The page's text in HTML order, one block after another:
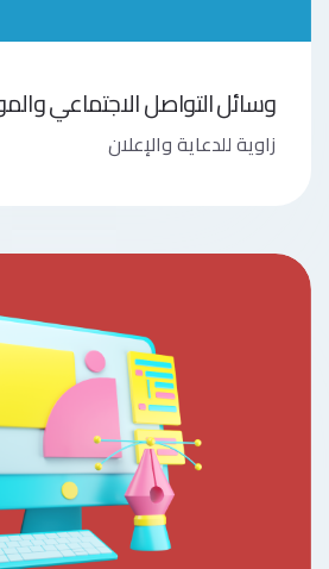
وسائل التواصل الاجتماعي
زاوية للدعاية والإعلان